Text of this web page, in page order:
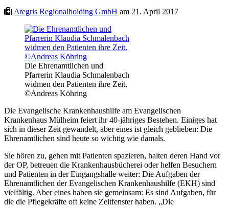
Ategris Regionalholding GmbH am 21. April 2017
Die Ehrenamtlichen und
Pfarrerin Klaudia Schmalenbach
widmen den Patienten ihre Zeit.
©Andreas Köhring
Die Evangelische Krankenhaushilfe am Evangelischen
Krankenhaus Mülheim feiert ihr 40-jähriges Bestehen. Einiges hat
sich in dieser Zeit gewandelt, aber eines ist gleich geblieben: Die
Ehrenamtlichen sind heute so wichtig wie damals.
Sie hören zu, gehen mit Patienten spazieren, halten deren Hand vor
der OP, betreuen die Krankenhausbücherei oder helfen Besuchern
und Patienten in der Eingangshalle weiter: Die Aufgaben der
Ehrenamtlichen der Evangelischen Krankenhaushilfe (EKH) sind
vielfältig. Aber eines haben sie gemeinsam: Es sind Aufgaben, für
die die Pflegekräfte oft keine Zeitfenster haben. „Die